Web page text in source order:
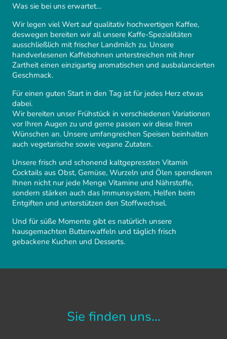
Was sie bei uns erwartet…
Wir legen viel Wert auf qualitativ hochwertigen Kaffee,
deswegen bereiten wir all unsere Kaffe-Spezialitäten
ausschließlich mit frischer Landmilch zu. Unsere
handverlesenen Kaffebohnen unterstreichen mit ihrer
Zartheit einen einzigartig aromatischen und ausbalancierten
Geschmack.
Für einen guten Start in den Tag ist für jedes Herz etwas
dabei.
Wir bereiten unser Frühstück in verschiedenen Variationen
vor Ihren Augen zu und gerne passen wir diese Ihren
Wünschen an. Unsere umfangreichen Speisen beinhalten
auch vegetarische sowie vegane Zutaten.
Unsere frisch und schonend kaltgepressten Vitamin
Cocktails aus Obst, Gemüse, Wurzeln und Ölen spendieren
Ihnen nicht nur jede Menge Vitamine und Nährstoffe,
sondern stärken auch das Immunsystem, Helfen beim
Entgiften und unterstützen den Stoffwechsel.
Und für süße Momente gibt es natürlich unsere
hausgemachten Butterwaffeln und täglich frisch
gebackene Kuchen und Desserts.
Sie finden uns...